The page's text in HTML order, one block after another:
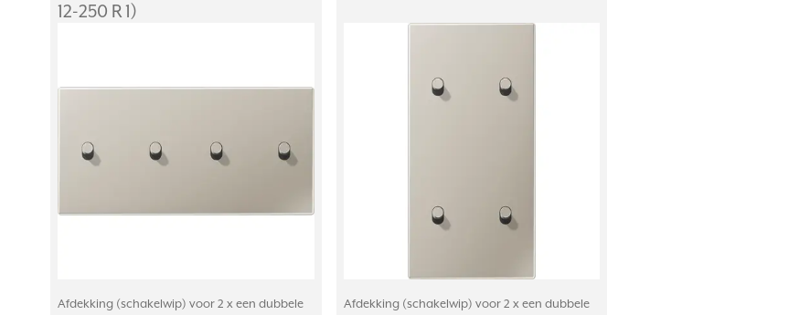
12-250 R 1)
Afdekking (schakelwip) voor 2 x een dubbele
Afdekking (schakelwip) voor 2 x een dubbele